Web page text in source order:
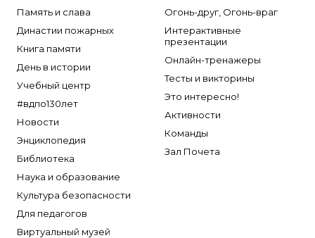
Память и слава
Династии пожарных
Книга памяти
День в истории
Учебный центр
#вдпо130лет
Новости
Энциклопедия
Библиотека
Наука и образование
Культура безопасности
Для педагогов
Виртуальный музей
Огонь-друг, Огонь-враг
Интерактивные
презентации
Онлайн-тренажеры
Тесты и викторины
Это интересно!
Активности
Команды
Зал Почета